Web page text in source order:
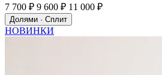
7 700 ₽ 9 600 ₽ 11 000 ₽
Долями · Сплит
НОВИНКИ